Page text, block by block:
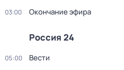
03:00 Окончание эфира
Россия 24
05:00 Вести